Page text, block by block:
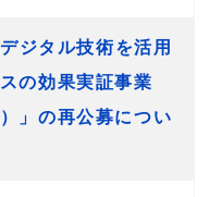
ジタル技術を活用
の効果実証事業
」の再公募につい